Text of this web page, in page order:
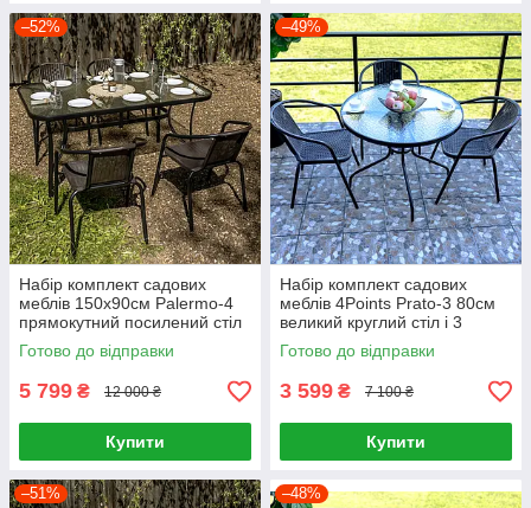
–52%
Набір комплект садових
меблів 150x90см Palermo-4
прямокутний посилений стіл
та 4 стільці з ротанга для
саду Коричневий
Готово до відправки
5 799 ₴ 12 000 ₴
Купити
–49%
Набір комплект садових
меблів 4Points Prato-3 80см
великий круглий стіл і 3
крісла з ротанга для саду,
кафе
Готово до відправки
3 599 ₴ 7 100 ₴
Купити
–51% –48%